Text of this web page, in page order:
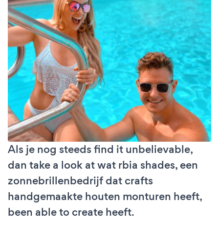
Als je nog steeds find it unbelievable,
dan take a look at wat rbia shades, een
zonnebrillenbedrijf dat crafts
handgemaakte houten monturen heeft,
been able to create heeft.